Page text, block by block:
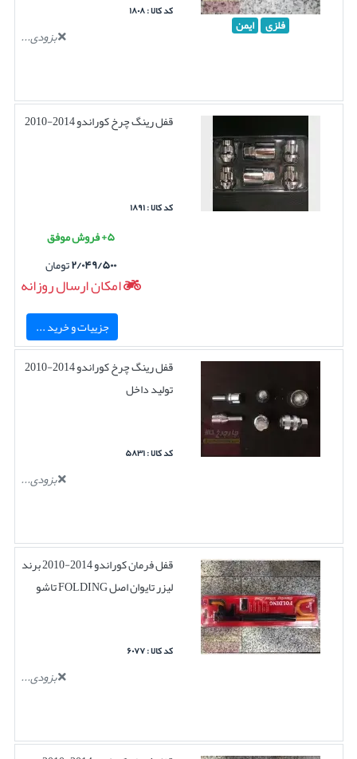
فلزی ایمن
کد کالا : ۱۸۰۸
بزودی...
قفل رینگ چرخ کوراندو 2014-2010
کد کالا : ۱۸۹۱
۵+ فروش موفق
۲/۰۴۹/۵۰۰تومان
امکان ارسال روزانه
جزییات و خرید ...
قفل رینگ چرخ کوراندو 2014-2010
تولید داخل
کد کالا : ۵۸۳۱
بزودی...
قفل فرمان کوراندو 2014-2010 برند
لیزر تایوان اصل FOLDING تاشو
کد کالا : ۶۰۷۷
بزودی...